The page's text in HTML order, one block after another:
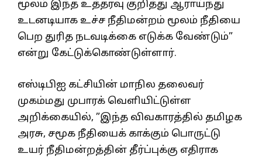
மூலம் இந்த உத்தரவு குறித்து ஆராய்ந்து
உடனடியாக உச்ச நீதிமன்றம் மூலம் நீதியை
பெற துரித நடவடிக்கை எடுக்க வேண்டும்”
என்று கேட்டுக்கொண்டுள்ளார்.
எஸ்டிபிஐ கட்சியின் மாநில தலைவர்
முகம்மது முபாரக் வெளியிட்டுள்ள
அறிக்கையில், ”இந்த விவகாரத்தில் தமிழக
அரசு, சமூக நீதியைக் காக்கும் பொருட்டு
உயர் நீதிமன்றத்தின் தீர்ப்புக்கு எதிராக